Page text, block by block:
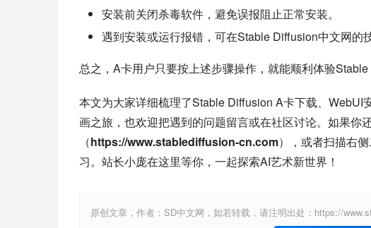
安装前关闭杀毒软件，避免误报阻止正常安装。
遇到安装或运行报错，可在Stable Diffusion中文网的
总之，A卡用户只要按上述步骤操作，就能顺利体验Stable
本文为大家详细梳理了Stable Diffusion A卡下载、
画之旅，也欢迎把遇到的问题留言或在社区讨论。如果你
（https://www.stablediffusion-cn.com），或者扫描右
习。站长小庞在这里等你，一起探索AI艺术新世界！
原创文章，作者：SD中文网，如若转载，请注明出处：https://